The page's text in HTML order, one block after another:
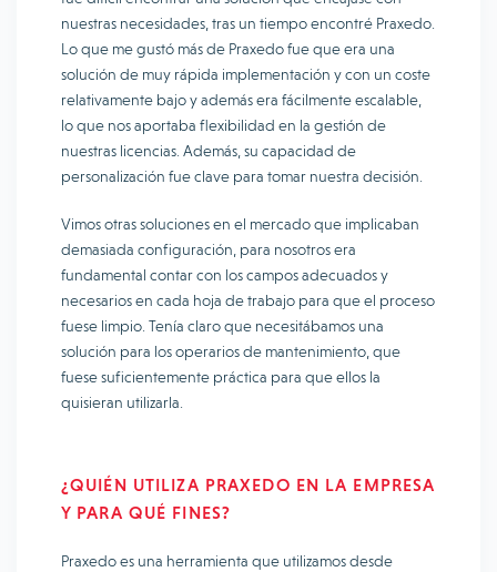
nuestras necesidades, tras un tiempo encontré Praxedo.
Lo que me gustó más de Praxedo fue que era una
solución de muy rápida implementación y con un coste
relativamente bajo y además era fácilmente escalable,
lo que nos aportaba flexibilidad en la gestión de
nuestras licencias. Además, su capacidad de
personalización fue clave para tomar nuestra decisión.
Vimos otras soluciones en el mercado que implicaban
demasiada configuración, para nosotros era
fundamental contar con los campos adecuados y
necesarios en cada hoja de trabajo para que el proceso
fuese limpio. Tenía claro que necesitábamos una
solución para los operarios de mantenimiento, que
fuese suficientemente práctica para que ellos la
quisieran utilizarla.
¿QUIÉN UTILIZA PRAXEDO EN LA EMPRESA
Y PARA QUÉ FINES?
Praxedo es una herramienta que utilizamos desde